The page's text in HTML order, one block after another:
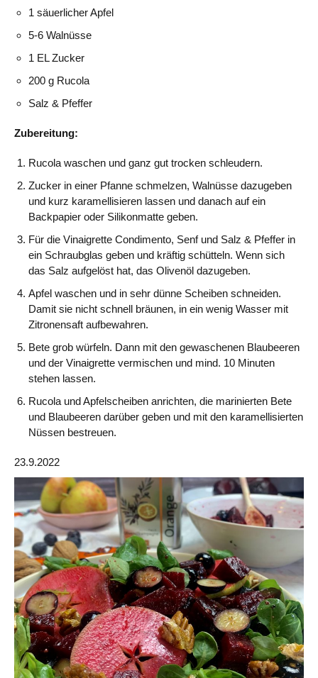
1 säuerlicher Apfel
5-6 Walnüsse
1 EL Zucker
200 g Rucola
Salz & Pfeffer
Zubereitung:
Rucola waschen und ganz gut trocken schleudern.
Zucker in einer Pfanne schmelzen, Walnüsse dazugeben
und kurz karamellisieren lassen und danach auf ein
Backpapier oder Silikonmatte geben.
Für die Vinaigrette Condimento, Senf und Salz & Pfeffer in
ein Schraubglas geben und kräftig schütteln. Wenn sich
das Salz aufgelöst hat, das Olivenöl dazugeben.
Apfel waschen und in sehr dünne Scheiben schneiden.
Damit sie nicht schnell bräunen, in ein wenig Wasser mit
Zitronensaft aufbewahren.
Bete grob würfeln. Dann mit den gewaschenen Blaubeeren
und der Vinaigrette vermischen und mind. 10 Minuten
stehen lassen.
Rucola und Apfelscheiben anrichten, die marinierten Bete
und Blaubeeren darüber geben und mit den karamellisierten
Nüssen bestreuen.
23.9.2022